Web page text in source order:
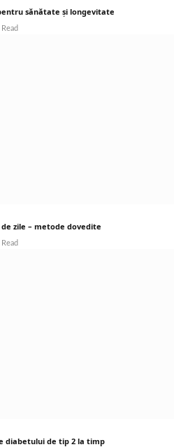
sănătate și longevitate
zile – metode dovedite
diabetului de tip 2 la timp